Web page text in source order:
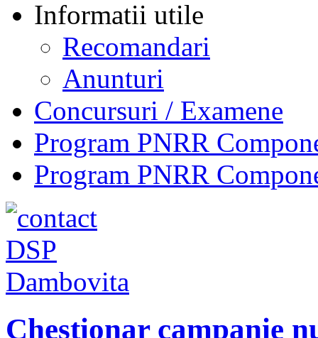
Informatii utile
Recomandari
Anunturi
Concursuri / Examene
Program PNRR
Program PNRR
Chestionar campanie